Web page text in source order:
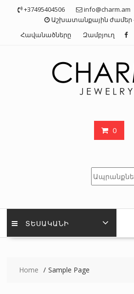
+37495404506 info@charm.am
Աշխատանքային ժամեր -
Հավանածները
Զամբյուղ
0
ՏԵՍԱԿԱՆԻ
Home Sample Page